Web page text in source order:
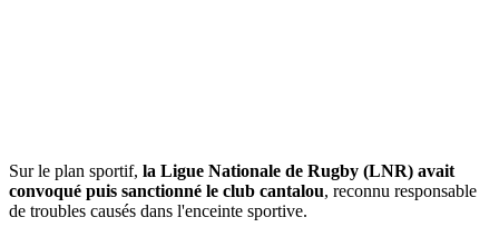
Sur le plan sportif, la Ligue Nationale de Rugby (LNR) avait
convoqué puis sanctionné le club cantalou, reconnu responsable
de troubles causés dans l'enceinte sportive.